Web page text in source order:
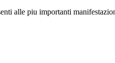
alle piu importanti